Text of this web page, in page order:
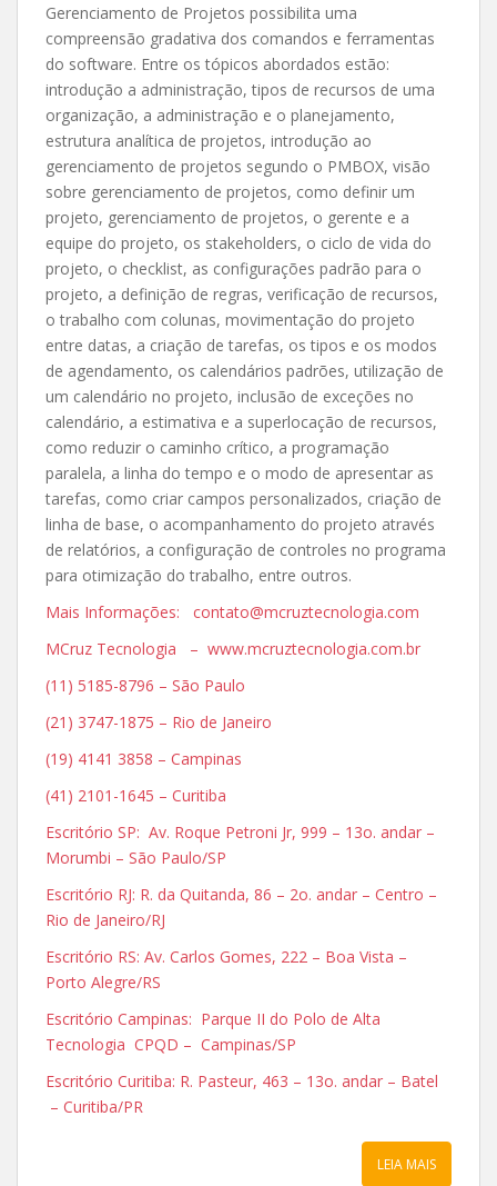
Gerenciamento de Projetos possibilita uma
compreensão gradativa dos comandos e ferramentas
do software. Entre os tópicos abordados estão:
introdução a administração, tipos de recursos de uma
organização, a administração e o planejamento,
estrutura analítica de projetos, introdução ao
gerenciamento de projetos segundo o PMBOX, visão
sobre gerenciamento de projetos, como definir um
projeto, gerenciamento de projetos, o gerente e a
equipe do projeto, os stakeholders, o ciclo de vida do
projeto, o checklist, as configurações padrão para o
projeto, a definição de regras, verificação de recursos,
o trabalho com colunas, movimentação do projeto
entre datas, a criação de tarefas, os tipos e os modos
de agendamento, os calendários padrões, utilização de
um calendário no projeto, inclusão de exceções no
calendário, a estimativa e a superlocação de recursos,
como reduzir o caminho crítico, a programação
paralela, a linha do tempo e o modo de apresentar as
tarefas, como criar campos personalizados, criação de
linha de base, o acompanhamento do projeto através
de relatórios, a configuração de controles no programa
para otimização do trabalho, entre outros.
Mais Informações: contato@mcruztecnologia.com
MCruz Tecnologia – www.mcruztecnologia.com.br
(11) 5185-8796 – São Paulo
(21) 3747-1875 – Rio de Janeiro
(19) 4141 3858 – Campinas
(41) 2101-1645 – Curitiba
Escritório SP: Av. Roque Petroni Jr, 999 – 13o. andar –
Morumbi – São Paulo/SP
Escritório RJ: R. da Quitanda, 86 – 2o. andar – Centro –
Rio de Janeiro/RJ
Escritório RS: Av. Carlos Gomes, 222 – Boa Vista –
Porto Alegre/RS
Escritório Campinas: Parque II do Polo de Alta
Tecnologia CPQD – Campinas/SP
Escritório Curitiba: R. Pasteur, 463 – 13o. andar – Batel
– Curitiba/PR
LEIA MAIS